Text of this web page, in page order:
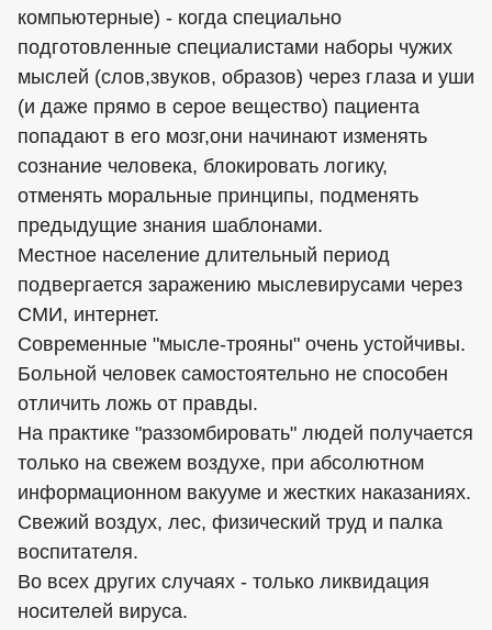
компьютерные) - когда специально
подготовленные специалистами наборы чужих
мыслей (слов,звуков, образов) через глаза и уши
(и даже прямо в серое вещество) пациента
попадают в его мозг,они начинают изменять
сознание человека, блокировать логику,
отменять моральные принципы, подменять
предыдущие знания шаблонами.
Местное население длительный период
подвергается заражению мыслевирусами через
СМИ, интернет.
Современные "мысле-трояны" очень устойчивы.
Больной человек самостоятельно не способен
отличить ложь от правды.
На практике "раззомбировать" людей получается
только на свежем воздухе, при абсолютном
информационном вакууме и жестких наказаниях.
Свежий воздух, лес, физический труд и палка
воспитателя.
Во всех других случаях - только ликвидация
носителей вируса.